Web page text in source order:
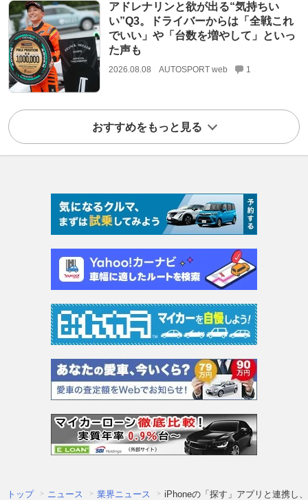
アドレナリンと欲が出る“気持ちい
い”Q3。ドライバーからは「全戦これ
でいい」や「台数を増やして」といっ
た声も
2026.08.08 AUTOSPORT web 1
おすすめをもっと見る
トップ ニュース 業界ニュース iPhoneの「探す」アプリと連携し